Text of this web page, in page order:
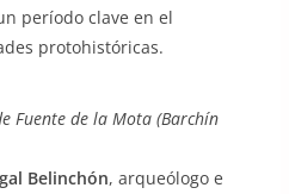
período clave en el
protohistóricas.
Fuente de la Mota (Barchín
Belinchón, arqueólogo e